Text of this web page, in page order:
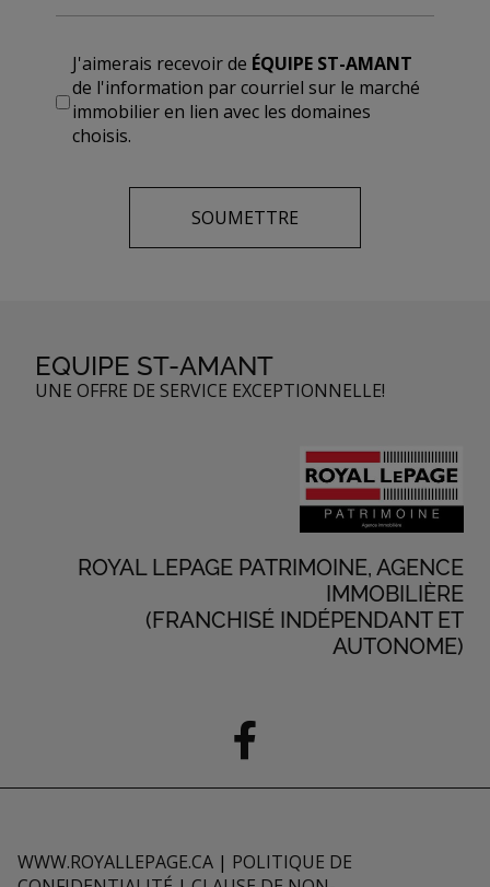
J'aimerais recevoir de ÉQUIPE ST-AMANT
de l'information par courriel sur le marché
immobilier en lien avec les domaines
choisis.
EQUIPE ST-AMANT
UNE OFFRE DE SERVICE EXCEPTIONNELLE!
ROYAL LEPAGE PATRIMOINE, AGENCE
IMMOBILIÈRE
(FRANCHISÉ INDÉPENDANT ET
AUTONOME)
WWW.ROYALLEPAGE.CA | POLITIQUE DE